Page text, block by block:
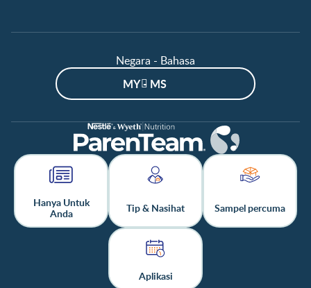
Negara - Bahasa
MY - MS
Hanya Untuk
Anda
Tip & Nasihat Sampel percuma
Aplikasi